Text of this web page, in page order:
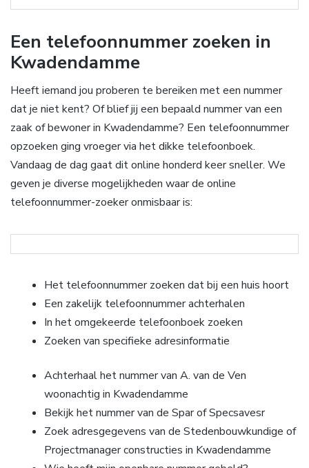
Een telefoonnummer zoeken in
Kwadendamme
Heeft iemand jou proberen te bereiken met een nummer
dat je niet kent? Of blief jij een bepaald nummer van een
zaak of bewoner in Kwadendamme? Een telefoonnummer
opzoeken ging vroeger via het dikke telefoonboek.
Vandaag de dag gaat dit online honderd keer sneller. We
geven je diverse mogelijkheden waar de online
telefoonnummer-zoeker onmisbaar is:
Het telefoonnummer zoeken dat bij een huis hoort
Een zakelijk telefoonnummer achterhalen
In het omgekeerde telefoonboek zoeken
Zoeken van specifieke adresinformatie
Achterhaal het nummer van A. van de Ven
woonachtig in Kwadendamme
Bekijk het nummer van de Spar of Specsavesr
Zoek adresgegevens van de Stedenbouwkundige of
Projectmanager constructies in Kwadendamme